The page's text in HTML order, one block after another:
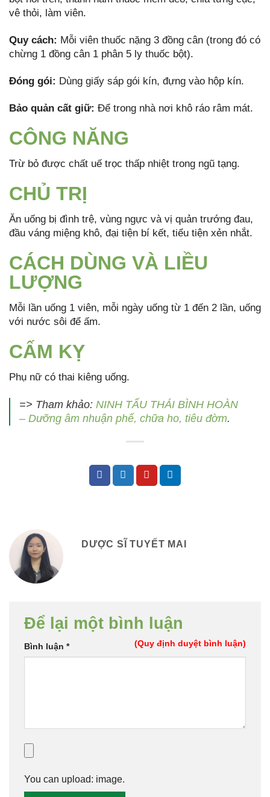
vê thỏi, làm viên.
Quy cách: Mỗi viên thuốc nặng 3 đồng cân (trong đó có
chừng 1 đồng cân 1 phân 5 ly thuốc bột).
Đóng gói: Dùng giấy sáp gói kín, đựng vào hộp kín.
Bảo quản cất giữ: Để trong nhà nơi khô ráo râm mát.
CÔNG NĂNG
Trừ bỏ được chất uế trọc thấp nhiệt trong ngũ tạng.
CHỦ TRỊ
Ăn uống bị đình trệ, vùng ngực và vị quản trướng đau,
đầu váng miệng khô, đại tiện bí kết, tiểu tiện xẻn nhắt.
CÁCH DÙNG VÀ LIỀU
LƯỢNG
Mỗi lần uống 1 viên, mỗi ngày uống từ 1 đến 2 lần, uống
với nước sôi để ấm.
CẤM KỴ
Phụ nữ có thai kiêng uống.
=> Tham khảo: NINH TẤU THÁI BÌNH HOÀN
– Dưỡng âm nhuận phế, chữa ho, tiêu đờm.
DƯỢC SĨ TUYẾT MAI
Để lại một bình luận
(Quy định duyệt bình luận)
Bình luận *
You can upload: image.